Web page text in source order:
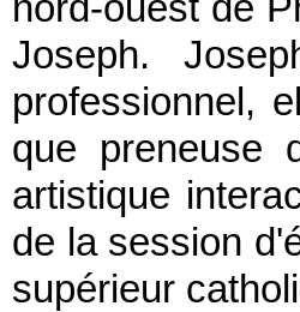
Joseph.
professionnel,
que preneuse
artistique
de la session
supérieur